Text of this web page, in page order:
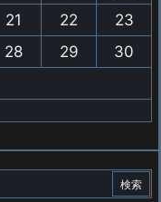
21 22
23
28 29
30